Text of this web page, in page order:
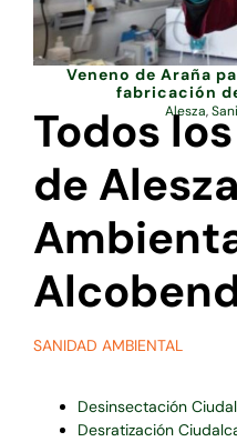
Veneno de Araña
fabricación
Alesza,
Todos
de
SANIDAD AMBIENTAL
Desinsectación
Desratización